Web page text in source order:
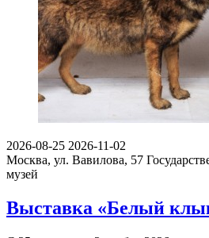
2026-08-25 2026-11-02
Москва, ул. Вавилова, 57
музей
Выставка «Белый